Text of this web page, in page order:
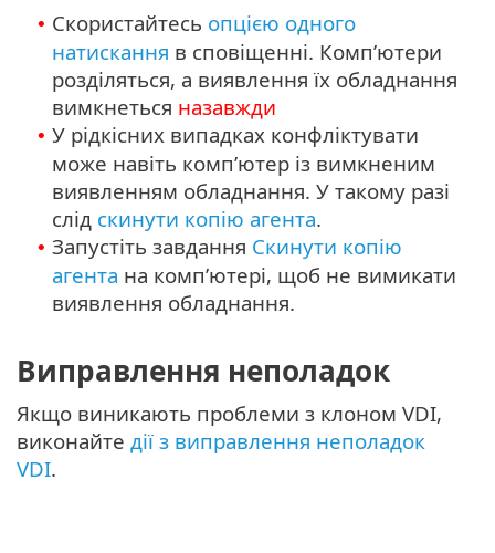
• Скористайтесь опцією одного
натискання в сповіщенні. Комп’ютери
розділяться, а виявлення їх обладнання
вимкнеться назавжди
• У рідкісних випадках конфліктувати
може навіть комп’ютер із вимкненим
виявленням обладнання. У такому разі
слід скинути копію агента.
• Запустіть завдання Скинути копію
агента на комп’ютері, щоб не вимикати
виявлення обладнання.
Виправлення неполадок
Якщо виникають проблеми з клоном VDI,
виконайте дії з виправлення неполадок
VDI.